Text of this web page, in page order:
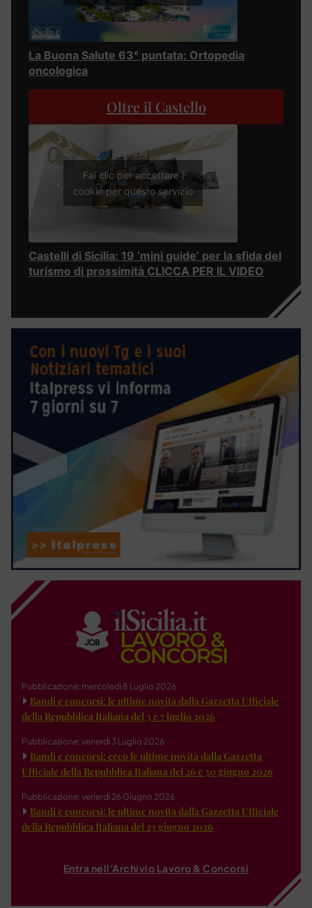
La Buona Salute 63° puntata: Ortopedia
oncologica
Oltre il Castello
Fai clic per accettare i
cookie per questo servizio
Castelli di Sicilia: 19 ‘mini guide’ per la sfida del
turismo di prossimità CLICCA PER IL VIDEO
Pubblicazione: mercoledì 8 Luglio 2026
Bandi e concorsi: le ultime novità dalla Gazzetta Ufficiale
della Repubblica Italiana del 3 e 7 luglio 2026
Pubblicazione: venerdì 3 Luglio 2026
Bandi e concorsi: ecco le ultime novità dalla Gazzetta
Ufficiale della Repubblica Italiana del 26 e 30 giugno 2026
Pubblicazione: venerdì 26 Giugno 2026
Bandi e concorsi: le ultime novità dalla Gazzetta Ufficiale
della Repubblica Italiana del 23 giugno 2026
Entra nell'Archivio Lavoro & Concorsi